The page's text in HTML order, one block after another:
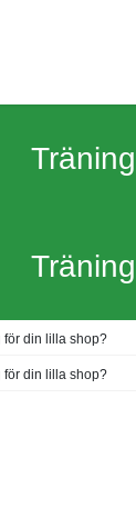
för din lilla shop?
för din lilla shop?